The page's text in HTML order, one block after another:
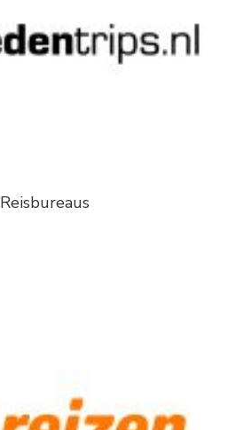
Reisbureaus